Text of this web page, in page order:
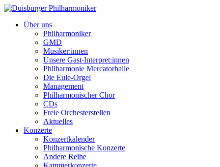
Über uns
Philharmoniker
GMD
Musiker:innen
Unsere Gast-Interpret:innen
Philharmonie Mercatorhalle
Die Eule-Orgel
Management
Philharmonischer Chor
CDs
Freie Orchesterstellen
Aktuelles
Konzerte
Konzertkalender
Philharmonische Konzerte
Andere Reihe
Kammerkonzerte